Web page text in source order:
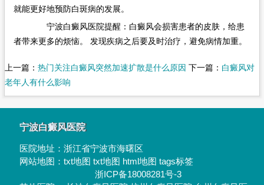
就能更好地预防白斑病的发展。
宁波白癜风医院提醒：白癜风会损害患者的皮肤，给患
者带来更多的烦恼。 发现疾病之后要及时治疗，避免病情加重。
上一篇： 热门关注白癜风突然加速扩散是什么原因 下一篇： 白癜风对
老年人有什么影响
宁波白癜风医院
医院地址：浙江省宁波市海曙区
网站地图：txt地图 txt地图 html地图 tags标签
浙ICP备18008281号-3